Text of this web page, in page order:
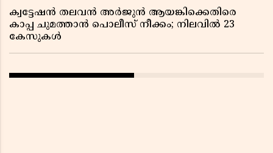
ക്വട്ടേഷൻ തലവൻ അർജുൻ ആയങ്കിക്കെതിരെ
കാപ്പ ചുമത്താൻ പൊലീസ് നീക്കം; നിലവിൽ 23
കേസുകൾ